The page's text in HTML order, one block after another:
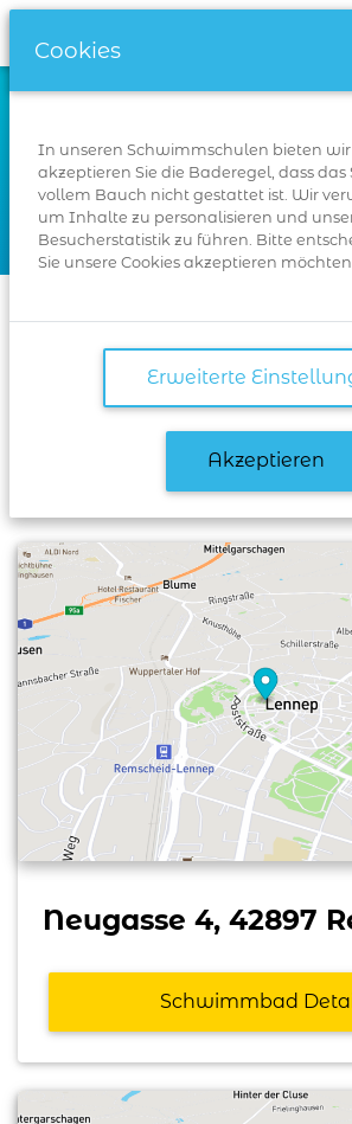
Schwimmschulen.de
Suchen
Schwimmbäder in
Remscheid
Neugasse 4, 42897
Schwimmbad
Cookies
In unseren Schwimmschulen bieten wir
akzeptieren Sie die Baderegel, dass
vollem Bauch nicht gestattet ist. Wir
um Inhalte zu personalisieren und
Besucherstatistik zu führen. Bitte
Sie unsere Cookies akzeptieren möchten.
Erweiterte
Akzeptieren